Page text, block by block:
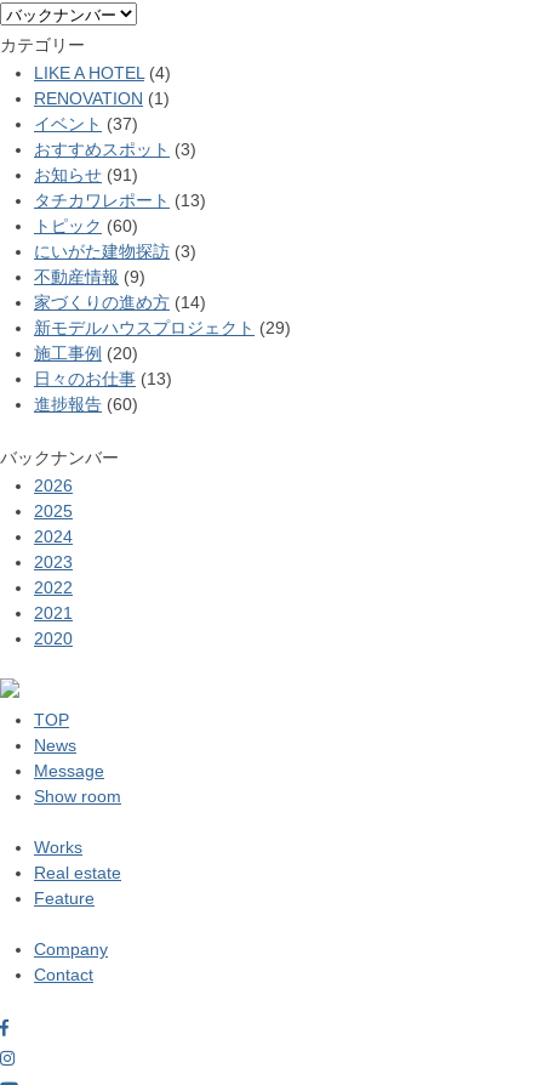
カテゴリー
LIKE A HOTEL (4)
RENOVATION (1)
イベント (37)
おすすめスポット (3)
お知らせ (91)
タチカワレポート (13)
トピック (60)
にいがた建物探訪 (3)
不動産情報 (9)
家づくりの進め方 (14)
新モデルハウスプロジェクト (29)
施工事例 (20)
日々のお仕事 (13)
進捗報告 (60)
バックナンバー
2026
2025
2024
2023
2022
2021
2020
TOP
News
Message
Show room
Works
Real estate
Feature
Company
Contact